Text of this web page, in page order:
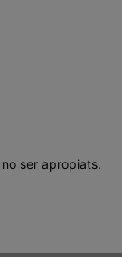
ser apropiats.